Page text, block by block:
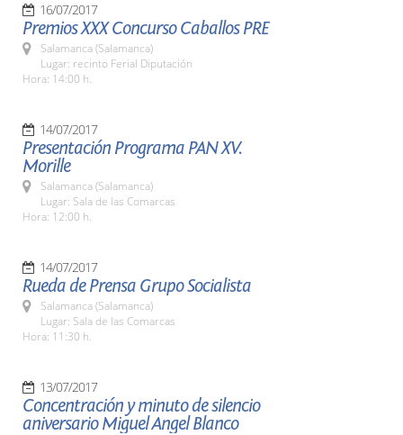
16/07/2017
Premios XXX Concurso Caballos PRE
Salamanca (Salamanca)
Lugar: recinto Ferial Diputación
Hora: 14:00 h.
14/07/2017
Presentación Programa PAN XV.
Morille
Salamanca (Salamanca)
Lugar: Sala de las Comarcas
Hora: 12:00 h.
14/07/2017
Rueda de Prensa Grupo Socialista
Salamanca (Salamanca)
Lugar: Sala de las Comarcas
Hora: 11:30 h.
13/07/2017
Concentración y minuto de silencio
aniversario Miguel Angel Blanco